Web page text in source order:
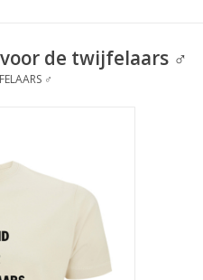
de twijfelaars ♂
♂